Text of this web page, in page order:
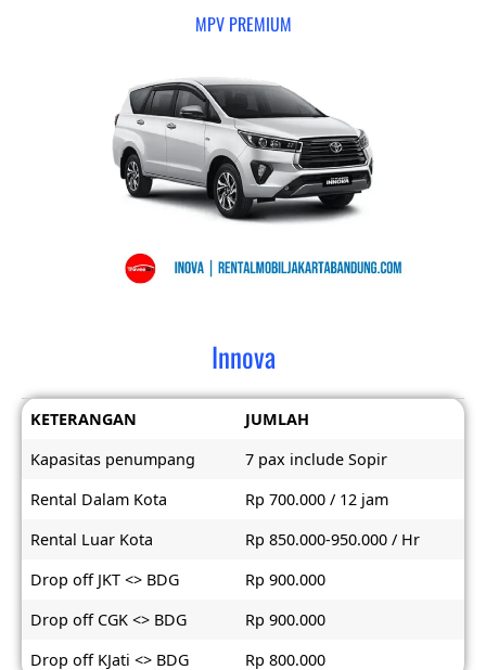
MPV PREMIUM
Innova
KETERANGAN
JUMLAH
Kapasitas penumpang
7 pax include Sopir
Rental Dalam Kota
Rp 700.000 / 12 jam
Rental Luar Kota
Rp 850.000-950.000 / Hr
Drop off JKT <> BDG
Rp 900.000
Drop off CGK <> BDG
Rp 900.000
Drop off KJati <> BDG
Rp 800.000